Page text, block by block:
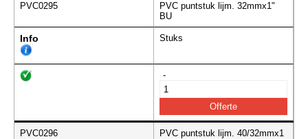
PVC0295
PVC puntstuk lijm. 32mmx1"
BU
Info Stuks
-
PVC0296
PVC puntstuk lijm. 40/32mmx1